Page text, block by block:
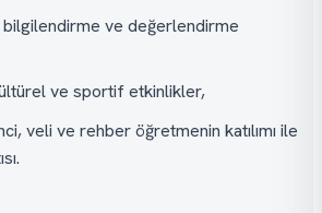
ve değerlendirme
ve sportif etkinlikler,
veli ve rehber öğretmenin katılımı ile